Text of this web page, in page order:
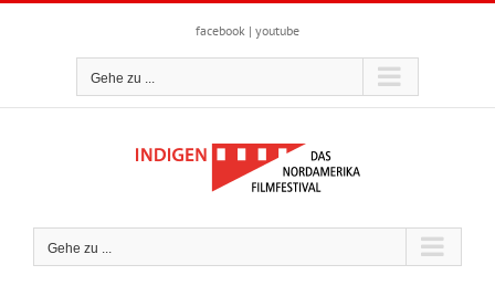
Zum
facebook | youtube
Gehe zu ...
Gehe zu ...